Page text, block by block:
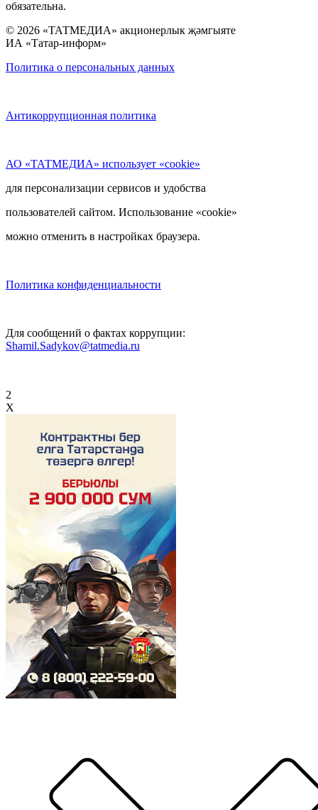
обязательна.
© 2026 «ТАТМЕДИА» акционерлык җәмгыяте
ИА «Татар-информ»
Политика о персональных данных
Антикоррупционная политика
АО «ТАТМЕДИА» использует «cookie»
для персонализации сервисов и удобства
пользователей сайтом. Использование «cookie»
можно отменить в настройках браузера.
Политика конфиденциальности
Для сообщений о фактах коррупции:
Shamil.Sadykov@tatmedia.ru
2
X